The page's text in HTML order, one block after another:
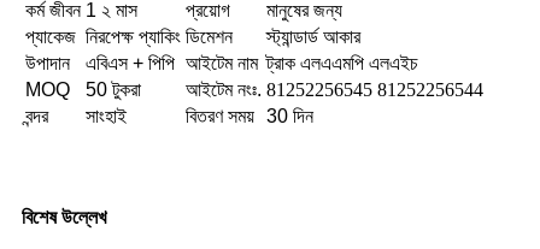
কর্ম জীবন 1 ২ মাস প্রয়োগ
মানুষের জন্য
প্যাকেজ নিরপেক্ষ প্যাকিং ডিমেশন
স্ট্যান্ডার্ড আকার
উপাদান
এবিএস + পিপি আইটেম নাম ট্রাক এলএএমপি এলএইচ
MOQ
50 টুকরা আইটেম নংঃ. 81252256545 81252256544
বন্দর
সাংহাই বিতরণ সময় 30 দিন
বিশেষ উল্লেখ